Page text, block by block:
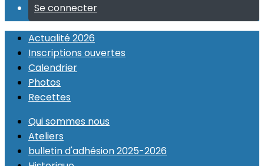
Se connecter
Actualité 2026
Inscriptions ouvertes
Calendrier
Photos
Recettes
Qui sommes nous
Ateliers
bulletin d'adhésion 2025-2026